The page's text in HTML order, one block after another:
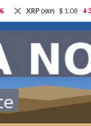
destacó el
el municipio rechazó
La Quiaca
3.87% Solana (SOL)